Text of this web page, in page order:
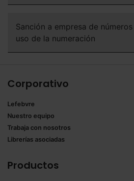
Sanción a empresa de
uso de la numeración
Corporativo
Lefebvre
Nuestro equipo
Trabaja con nosotros
Librerías asociadas
Productos